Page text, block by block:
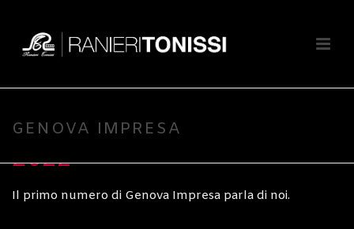
GENOVA IMPRESA
Scritto da
InNon categorizzato
GENOVA IMPRESA N° 1-
2022
Il primo numero di Genova Impresa parla di noi.